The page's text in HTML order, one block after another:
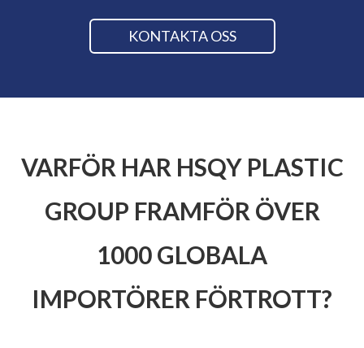
KONTAKTA OSS
VARFÖR HAR HSQY PLASTIC
GROUP FRAMFÖR ÖVER
1000 GLOBALA
IMPORTÖRER FÖRTROTT?